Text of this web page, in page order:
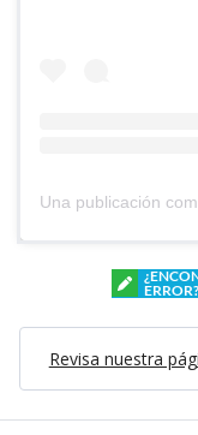
ERROR?
Revisa nuestra